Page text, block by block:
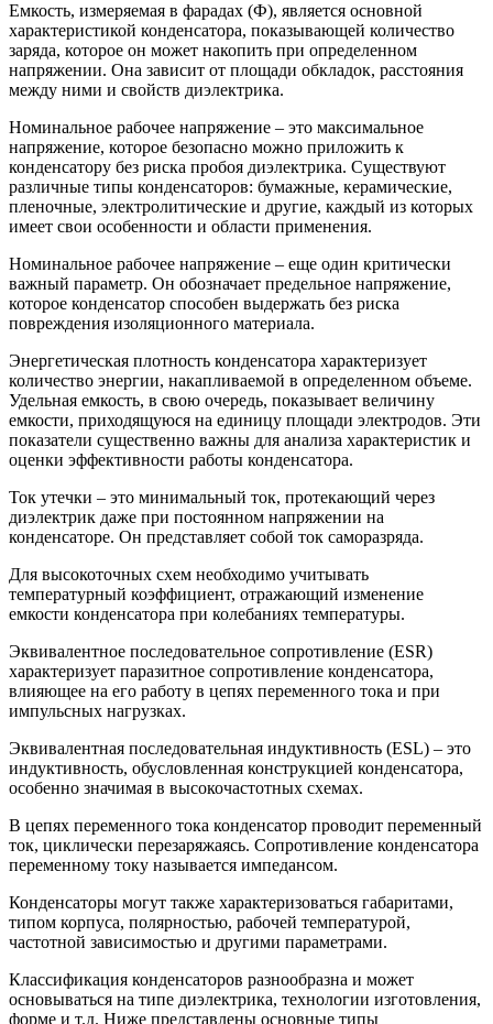
Емкость, измеряемая в фарадах (Ф), является основной
характеристикой конденсатора, показывающей количество
заряда, которое он может накопить при определенном
напряжении. Она зависит от площади обкладок, расстояния
между ними и свойств диэлектрика.
Номинальное рабочее напряжение – это максимальное
напряжение, которое безопасно можно приложить к
конденсатору без риска пробоя диэлектрика. Существуют
различные типы конденсаторов: бумажные, керамические,
пленочные, электролитические и другие, каждый из которых
имеет свои особенности и области применения.
Номинальное рабочее напряжение – еще один критически
важный параметр. Он обозначает предельное напряжение,
которое конденсатор способен выдержать без риска
повреждения изоляционного материала.
Энергетическая плотность конденсатора характеризует
количество энергии, накапливаемой в определенном объеме.
Удельная емкость, в свою очередь, показывает величину
емкости, приходящуюся на единицу площади электродов. Эти
показатели существенно важны для анализа характеристик и
оценки эффективности работы конденсатора.
Ток утечки – это минимальный ток, протекающий через
диэлектрик даже при постоянном напряжении на
конденсаторе. Он представляет собой ток саморазряда.
Для высокоточных схем необходимо учитывать
температурный коэффициент, отражающий изменение
емкости конденсатора при колебаниях температуры.
Эквивалентное последовательное сопротивление (ESR)
характеризует паразитное сопротивление конденсатора,
влияющее на его работу в цепях переменного тока и при
импульсных нагрузках.
Эквивалентная последовательная индуктивность (ESL) – это
индуктивность, обусловленная конструкцией конденсатора,
особенно значимая в высокочастотных схемах.
В цепях переменного тока конденсатор проводит переменный
ток, циклически перезаряжаясь. Сопротивление конденсатора
переменному току называется импедансом.
Конденсаторы могут также характеризоваться габаритами,
типом корпуса, полярностью, рабочей температурой,
частотной зависимостью и другими параметрами.
Классификация конденсаторов разнообразна и может
основываться на типе диэлектрика, технологии изготовления,
форме и т.д. Ниже представлены основные типы